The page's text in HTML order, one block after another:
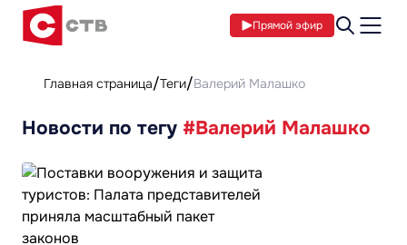
Прямой эфир
Главная страница Теги Валерий Малашко
Новости по тегу #Валерий Малашко